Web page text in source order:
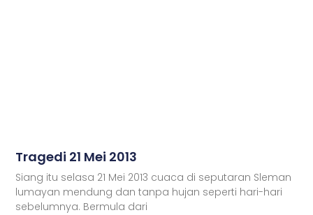
Tragedi 21 Mei 2013
Siang itu selasa 21 Mei 2013 cuaca di seputaran Sleman
lumayan mendung dan tanpa hujan seperti hari-hari
sebelumnya. Bermula dari